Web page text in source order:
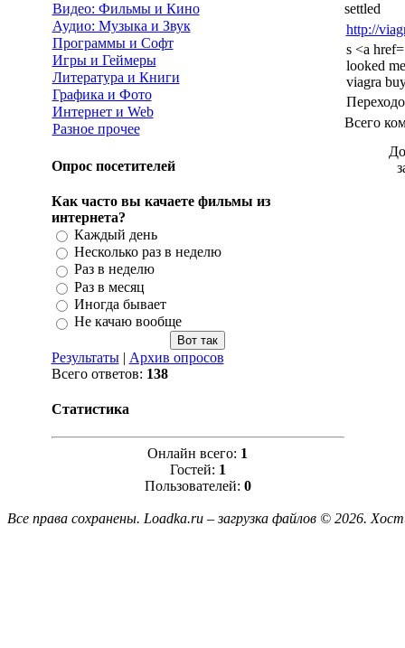
Видео: Фильмы и Кино
Аудио: Музыка и Звук
Программы и Софт
Игры и Геймеры
Литература и Книги
Графика и Фото
Интернет и Web
Разное прочее
Опрос посетителей
Как часто вы качаете фильмы из
интернета?
Каждый день
Несколько раз в неделю
Раз в неделю
Раз в месяц
Иногда бывает
Не качаю вообще
Результаты| Архив опросов
Всего ответов: 138
Статистика
Онлайн всего: 1
Гостей: 1
Пользователей: 0
settled
http://
s <a
looked
viagra
Всего
Все права сохранены. Loadka.ru – загрузка файлов © 2026.